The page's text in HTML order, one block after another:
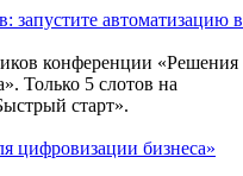
запустите автоматизацию в
конференции «Решения
Только 5 слотов на
старт».
цифровизации бизнеса»